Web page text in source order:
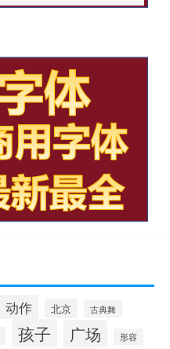
动作 北京 古典舞
孩子 广场 形容